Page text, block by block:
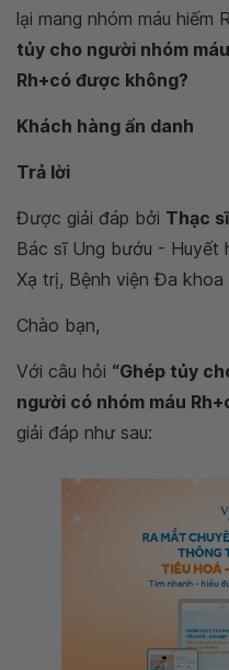
lại mang nhóm máu hiếm
tủy cho người nhóm
Rh+có được không?
Khách hàng ẩn danh
Trả lời
Được giải đáp bởi Thạc
Bác sĩ Ung bướu - Huyết
Xạ trị, Bệnh viện Đa
Chào bạn,
Với câu hỏi “Ghép tủy
người có nhóm máu
giải đáp như sau: